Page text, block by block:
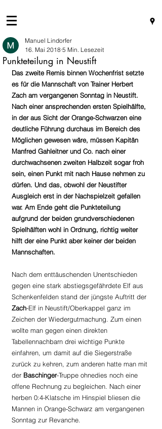
Punkteteilung in Neustift
Manuel Lindorfer
16. Mai 2018 5 Min. Lesezeit
Das zweite Remis binnen Wochenfrist setzte
es für die Mannschaft von Trainer Herbert
Zach am vergangenen Sonntag in Neustift.
Nach einer ansprechenden ersten Spielhälfte,
in der aus Sicht der Orange-Schwarzen eine
deutliche Führung durchaus im Bereich des
Möglichen gewesen wäre, müssen Kapitän
Manfred Gahleitner und Co. nach einer
durchwachsenen zweiten Halbzeit sogar froh
sein, einen Punkt mit nach Hause nehmen zu
dürfen. Und das, obwohl der Neustifter
Ausgleich erst in der Nachspielzeit gefallen
war. Am Ende geht die Punkteteilung
aufgrund der beiden grundverschiedenen
Spielhälften wohl in Ordnung, richtig weiter
hilft der eine Punkt aber keiner der beiden
Mannschaften.
Nach dem enttäuschenden Unentschieden
gegen eine stark abstiegsgefährdete Elf aus
Schenkenfelden stand der jüngste Auftritt der
Zach-Elf in Neustift/Oberkappel ganz im
Zeichen der Wiedergutmachung. Zum einen
wollte man gegen einen direkten
Tabellennachbarn drei wichtige Punkte
einfahren, um damit auf die Siegerstraße
zurück zu kehren, zum anderen hatte man mit
der Baschinger-Truppe ohnedies noch eine
offene Rechnung zu begleichen. Nach einer
herben 0:4-Klatsche im Hinspiel bliesen die
Mannen in Orange-Schwarz am vergangenen
Sonntag zur Revanche.